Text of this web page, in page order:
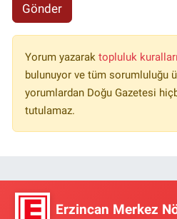
Gönder
Yorum yazarak topluluk
bulunuyor ve tüm sorumluluğu
yorumlardan Doğu Gazetesi
tutulamaz.
Erzincan Merkez